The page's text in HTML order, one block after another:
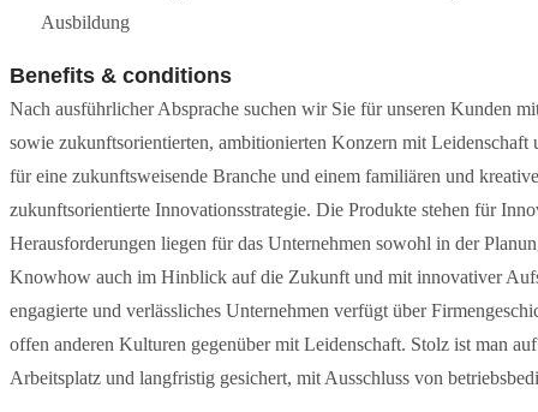
Ausbildung
Benefits & conditions
Nach ausführlicher Absprache suchen wir Sie für unseren Kunden
sowie zukunftsorientierten, ambitionierten Konzern mit
für eine zukunftsweisende Branche und einem familiären und
zukunftsorientierte Innovationsstrategie. Die Produkte stehen für
Herausforderungen liegen für das Unternehmen sowohl in der
Knowhow auch im Hinblick auf die Zukunft und mit innovativer
engagierte und verlässliches Unternehmen verfügt über
offen anderen Kulturen gegenüber mit Leidenschaft. Stolz ist man
Arbeitsplatz und langfristig gesichert, mit Ausschluss von